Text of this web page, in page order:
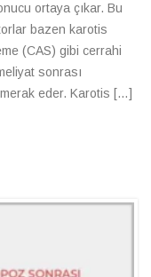
ortaya çıkar. Bu
bazen karotis
(CAS) gibi cerrahi
sonrası
merak eder. Karotis […]